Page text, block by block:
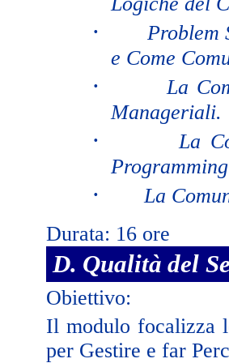
·
Problem
e Come
·
La
Manageriali.
·
La
·
La
Durata: 16 ore
D. Qualità del
Obiettivo:
Il modulo focalizza
per Gestire e far